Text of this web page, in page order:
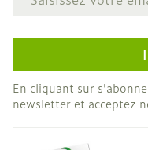
En cliquant sur
newsletter et acceptez